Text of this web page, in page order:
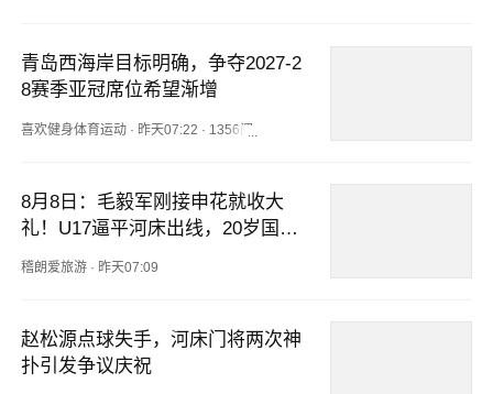
青岛西海岸目标明确，争夺2027-2
8赛季亚冠席位希望渐增
喜欢健身体育运动 · 昨天07:22 · 1356阅读
8月8日：毛毅军刚接申花就收大
礼！U17逼平河床出线，20岁国字
稽朗爱旅游 · 昨天07:09
赵松源点球失手，河床门将两次神
扑引发争议庆祝